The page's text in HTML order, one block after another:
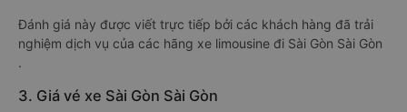
Đánh giá này được viết trực tiếp bởi các khách hàng đã trải
nghiệm dịch vụ của các hãng xe limousine đi Sài Gòn Sài Gòn
.
3. Giá vé xe Sài Gòn Sài Gòn